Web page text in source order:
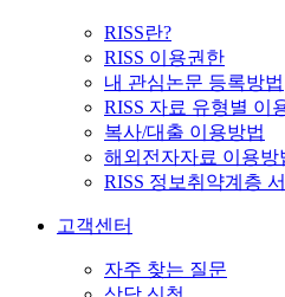
RISS란?
RISS 이용권한
내 관심논문 등록방법
RISS 자료 유형별 이
복사/대출 이용방법
해외전자자료 이용방
RISS 정보취약계층
고객센터
자주 찾는 질문